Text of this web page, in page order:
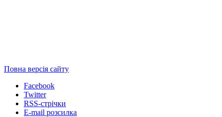
Повна версія сайту
Facebook
Twitter
RSS-стрічки
E-mail розсилка